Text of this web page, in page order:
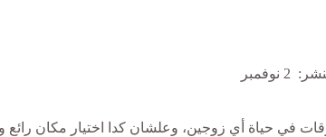
في حياة أي زوجين، وعلشان كدا اختيار مكان رائع